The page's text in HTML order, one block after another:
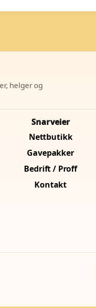
helger og
Snarveier
Nettbutikk
Gavepakker
Bedrift / Proff
Kontakt